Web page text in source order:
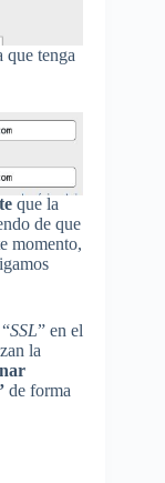
que tenga
que la
de que
momento,
“SSL” en el
la
de forma